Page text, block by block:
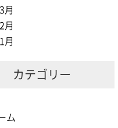
月
月
月
カテゴリー
ム